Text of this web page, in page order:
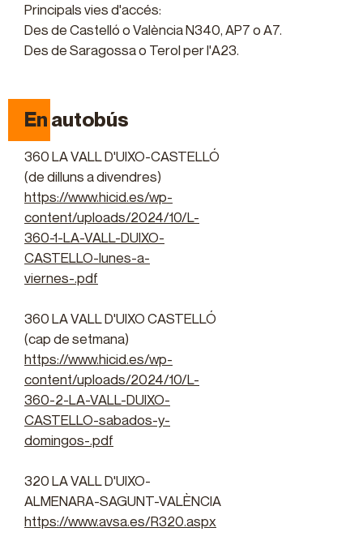
Principals vies d'accés:
Des de Castelló o València N340, AP7 o A7.
Des de Saragossa o Terol per l'A23.
En autobús
360 LA VALL D'UIXO-CASTELLÓ
(de dilluns a divendres)
https://www.hicid.es/wp-
content/uploads/2024/10/L-
360-1-LA-VALL-DUIXO-
CASTELLO-lunes-a-
viernes-.pdf
360 LA VALL D'UIXO CASTELLÓ
(cap de setmana)
https://www.hicid.es/wp-
content/uploads/2024/10/L-
360-2-LA-VALL-DUIXO-
CASTELLO-sabados-y-
domingos-.pdf
320 LA VALL D'UIXO-
ALMENARA-SAGUNT-VALÈNCIA
https://www.avsa.es/R320.aspx